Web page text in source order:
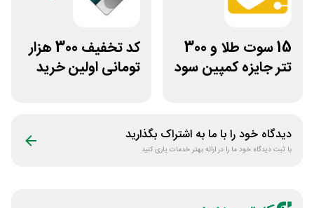
15 سوت طلا و 300
تتر جایزه کمپین سود
کد تخفیف 300 هزار
تومانی اولین خرید
دیدگاه خود را با ما به اشتراک بگذارید
با ثبت دیدگاه خود ما را در ارائه بهتر خدمات یاری کنید